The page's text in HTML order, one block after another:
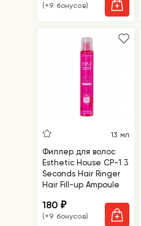
(+9 бонусов)
13 мл
Филлер для волос
Esthetic House CP-1 3
Seconds Hair Ringer
Hair Fill-up Ampoule
180₽
(+9 бонусов)